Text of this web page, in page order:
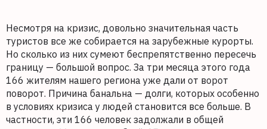
Несмотря на кризис, довольно значительная часть
туристов все же собирается на зарубежные курорты.
Но сколько из них сумеют беспрепятственно пересечь
границу — большой вопрос. За три месяца этого года
166 жителям нашего региона уже дали от ворот
поворот. Причина банальна — долги, которых особенно
в условиях кризиса у людей становится все больше. В
частности, эти 166 человек задолжали в общей